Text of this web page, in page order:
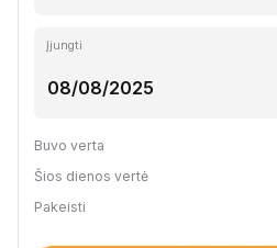
Įjungti
Buvo verta
Šios dienos vertė
Pakeisti